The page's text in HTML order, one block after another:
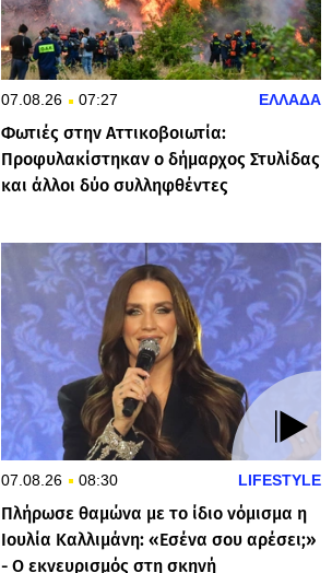
07.08.26 07:27 ΕΛΛΑΔΑ
Φωτιές στην Αττικοβοιωτία:
Προφυλακίστηκαν ο δήμαρχος Στυλίδας
και άλλοι δύο συλληφθέντες
07.08.26 08:30 LIFESTYLE
Πλήρωσε θαμώνα με το ίδιο νόμισμα η
Ιουλία Καλλιμάνη: «Εσένα σου αρέσει;»
- Ο εκνευρισμός στη σκηνή